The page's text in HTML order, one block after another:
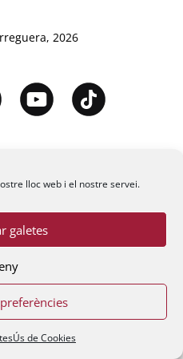
lloc web i el nostre servei.
galetes
Ús de Cookies
2026